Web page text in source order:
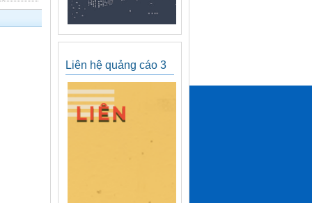
Liên hệ quảng cáo 3